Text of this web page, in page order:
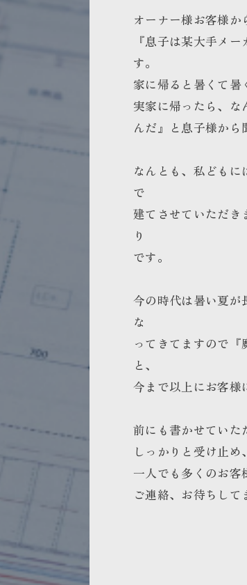
オーナー様お客様か
『息子は某大手メ
す。
家に帰ると暑くて暑
実家に帰ったら、な
んだ』と息子様か
なんとも、私どもに
で
建てさせていただき
り
です。
今の時代は暑い夏が
な
ってきてますので
と、
今まで以上にお客様
前にも書かせていた
しっかりと受け止め
一人でも多くのお客
ご連絡、お待ちして